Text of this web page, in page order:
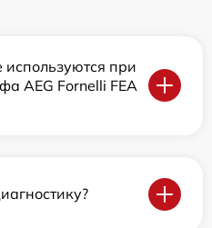
при
AEG Fornelli FEA